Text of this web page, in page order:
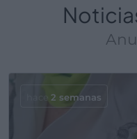
hace 2 semanas